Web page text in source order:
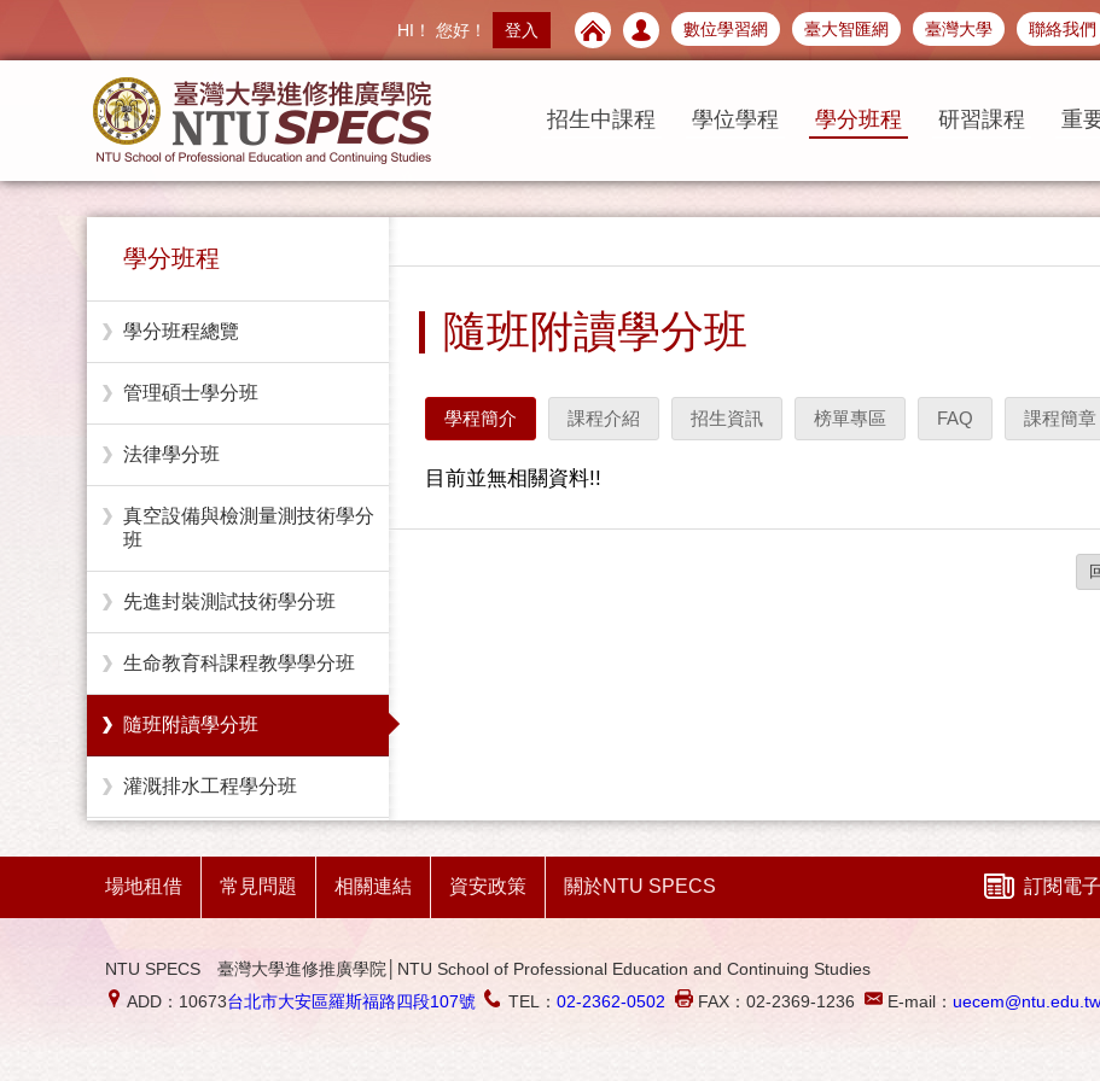
數位學習網 臺大智匯網 臺灣大學 聯絡我們
HI！ 您好！ 登入
招生中課程 學位學程 學分班程 研習課程 重
學分班程
學分班程總覽
管理碩士學分班
法律學分班
真空設備與檢測量測技術學分
班
先進封裝測試技術學分班
生命教育科課程教學學分班
隨班附讀學分班
灌溉排水工程學分班
勞工健康服務護理學分班
隨班附讀學分班
學程簡介 課程介紹 招生資訊 榜單專區 FAQ 課程簡章
目前並無相關資料!!
場地租借 常見問題 相關連結 資安政策 關於NTU SPECS 訂閱電
NTU SPECS 臺灣大學進修推廣學院│NTU School of Professional Education and Continuing Studies
ADD：10673台北市大安區羅斯福路四段107號 TEL： 02-2362-0502 FAX：02-2369-1236 E-mail： uecem@ntu.edu.tw